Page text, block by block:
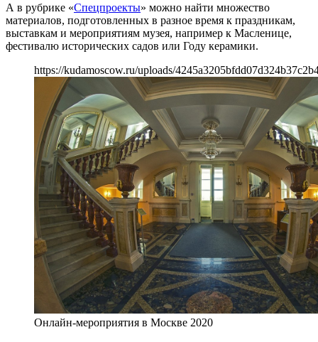
А в рубрике «Спецпроекты» можно найти множество
материалов, подготовленных в разное время к праздникам,
выставкам и мероприятиям музея, например к Масленице,
фестивалю исторических садов или Году керамики.
https://kudamoscow.ru/uploads/
Онлайн-мероприятия в Москве 2020